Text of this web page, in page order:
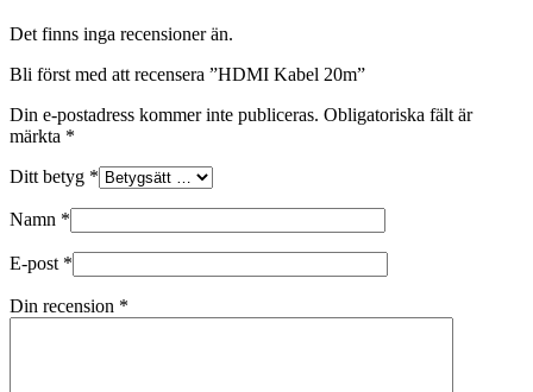
Det finns inga recensioner än.
Bli först med att recensera ”HDMI Kabel 20m”
Din e-postadress kommer inte publiceras. Obligatoriska fält är
märkta *
Ditt betyg *
Namn *
E-post *
Din recension *